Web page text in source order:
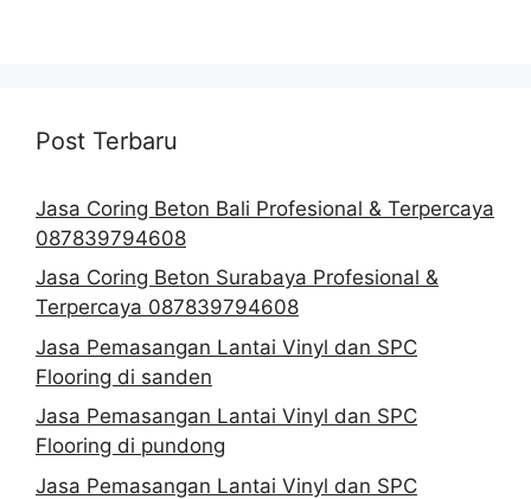
Post Terbaru
Jasa Coring Beton Bali Profesional & Terpercaya
087839794608
Jasa Coring Beton Surabaya Profesional &
Terpercaya 087839794608
Jasa Pemasangan Lantai Vinyl dan SPC
Flooring di sanden
Jasa Pemasangan Lantai Vinyl dan SPC
Flooring di pundong
Jasa Pemasangan Lantai Vinyl dan SPC